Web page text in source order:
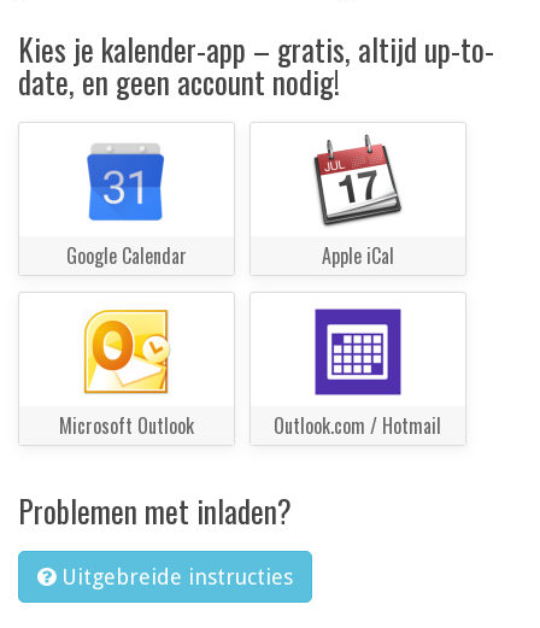
Kies je kalender-app – gratis, altijd up-to-
date, en geen account nodig!
Google Calendar Apple iCal
Microsoft Outlook Outlook.com / Hotmail
Problemen met inladen?
Uitgebreide instructies